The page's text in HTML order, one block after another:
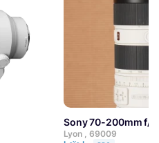
Sony 70-200mm f/
Lyon , 69009